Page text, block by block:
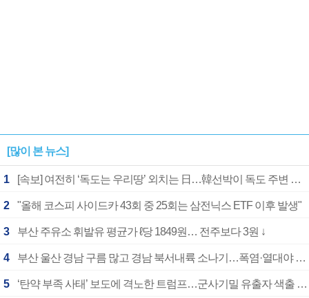
[많이 본 뉴스]
1 [속보] 여전히 ‘독도는 우리땅’ 외치는 日…韓선박이 독도 주변 해양조사 활동하자 반발
2 "올해 코스피 사이드카 43회 중 25회는 삼전닉스 ETF 이후 발생"
3 부산 주유소 휘발유 평균가 ℓ당 1849원… 전주보다 3원 ↓
4 부산 울산 경남 구름 많고 경남 북서내륙 소나기…폭염·열대야 계속
5 ‘탄약 부족 사태’ 보도에 격노한 트럼프…군사기밀 유출자 색출 지시